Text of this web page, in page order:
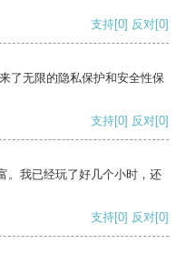
支持[0] 反对[0]
了无限的隐私保护和安全性保
支持[0] 反对[0]
。我已经玩了好几个小时，还
支持[0] 反对[0]